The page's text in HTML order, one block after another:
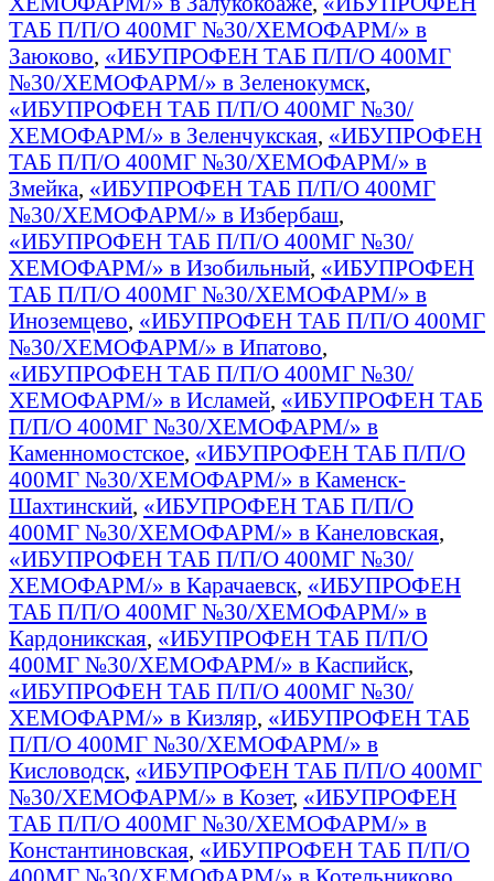
ТАБ П/П/О 400МГ №30/ХЕМОФАРМ/» в
Заюково, «ИБУПРОФЕН ТАБ П/П/О 400МГ
№30/ХЕМОФАРМ/» в Зеленокумск,
«ИБУПРОФЕН ТАБ П/П/О 400МГ №30/
ХЕМОФАРМ/» в Зеленчукская, «ИБУПРОФЕН
ТАБ П/П/О 400МГ №30/ХЕМОФАРМ/» в
Змейка, «ИБУПРОФЕН ТАБ П/П/О 400МГ
№30/ХЕМОФАРМ/» в Избербаш,
«ИБУПРОФЕН ТАБ П/П/О 400МГ №30/
ХЕМОФАРМ/» в Изобильный, «ИБУПРОФЕН
ТАБ П/П/О 400МГ №30/ХЕМОФАРМ/» в
Иноземцево, «ИБУПРОФЕН ТАБ П/П/О 400МГ
№30/ХЕМОФАРМ/» в Ипатово,
«ИБУПРОФЕН ТАБ П/П/О 400МГ №30/
ХЕМОФАРМ/» в Исламей, «ИБУПРОФЕН ТАБ
П/П/О 400МГ №30/ХЕМОФАРМ/» в
Каменномостское, «ИБУПРОФЕН ТАБ П/П/О
400МГ №30/ХЕМОФАРМ/» в Каменск-
Шахтинский, «ИБУПРОФЕН ТАБ П/П/О
400МГ №30/ХЕМОФАРМ/» в Канеловская,
«ИБУПРОФЕН ТАБ П/П/О 400МГ №30/
ХЕМОФАРМ/» в Карачаевск, «ИБУПРОФЕН
ТАБ П/П/О 400МГ №30/ХЕМОФАРМ/» в
Кардоникская, «ИБУПРОФЕН ТАБ П/П/О
400МГ №30/ХЕМОФАРМ/» в Каспийск,
«ИБУПРОФЕН ТАБ П/П/О 400МГ №30/
ХЕМОФАРМ/» в Кизляр, «ИБУПРОФЕН ТАБ
П/П/О 400МГ №30/ХЕМОФАРМ/» в
Кисловодск, «ИБУПРОФЕН ТАБ П/П/О 400МГ
№30/ХЕМОФАРМ/» в Козет, «ИБУПРОФЕН
ТАБ П/П/О 400МГ №30/ХЕМОФАРМ/» в
Константиновская, «ИБУПРОФЕН ТАБ П/П/О